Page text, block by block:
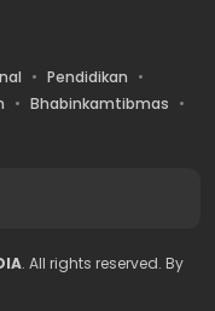
Pendidikan
Bhabinkamtibmas
. All rights reserved. By